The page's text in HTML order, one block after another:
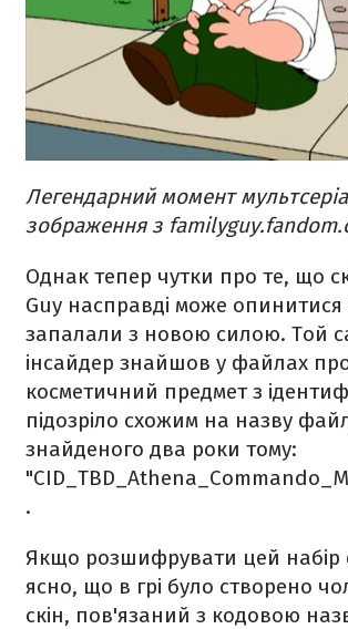
Легендарний момент
зображення з
Однак тепер чутки про те, що
Guy насправді може опинитися
запалали з новою силою. Той
інсайдер знайшов у файлах
косметичний предмет з
підозріло схожим на назву
знайденого два роки тому:
.
Якщо розшифрувати цей набір
ясно, що в грі було створено
скін, пов'язаний з кодовою